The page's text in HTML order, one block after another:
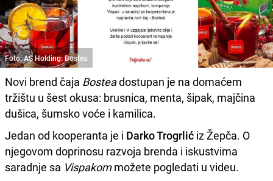
Foto: AS Holding: Bostea
Novi brend čaja Bosteadostupan je na domaćem
tržištu u šest okusa: brusnica, menta, šipak, majčina
dušica, šumsko voće i kamilica.
Jedan od kooperanta je i Darko Trogrlić iz Žepča. O
njegovom doprinosu razvoja brenda i iskustvima
saradnje sa Vispakommožete pogledati u videu.